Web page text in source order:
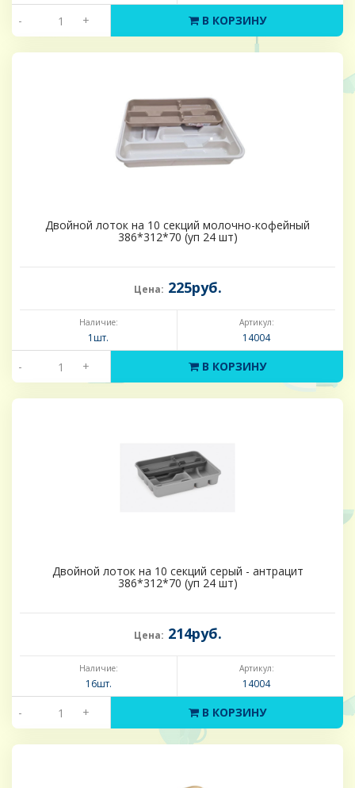
- + В КОРЗИНУ
Двойной лоток на 10 секций молочно-кофейный
386*312*70 (уп 24 шт)
Цена: 225руб.
Наличие:
1шт.
Артикул:
14004
- + В КОРЗИНУ
Двойной лоток на 10 секций серый - антрацит
386*312*70 (уп 24 шт)
Цена: 214руб.
Наличие:
16шт.
Артикул:
14004
- + В КОРЗИНУ